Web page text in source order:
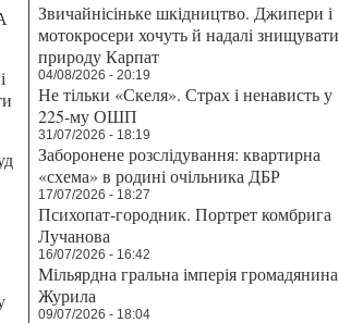
Звичайнісіньке шкідництво. Джипери і
мотокросери хочуть й надалі знищувати
природу Карпат
04/08/2026 - 20:19
Не тільки «Скеля». Страх і ненависть у
225-му ОШП
31/07/2026 - 18:19
Заборонене розслідування: квартирна
«схема» в родині очільника ДБР
17/07/2026 - 18:27
Психопат-городник. Портрет комбрига
Лучанова
16/07/2026 - 16:42
Мільярдна гральна імперія громадянина
Журила
09/07/2026 - 18:04